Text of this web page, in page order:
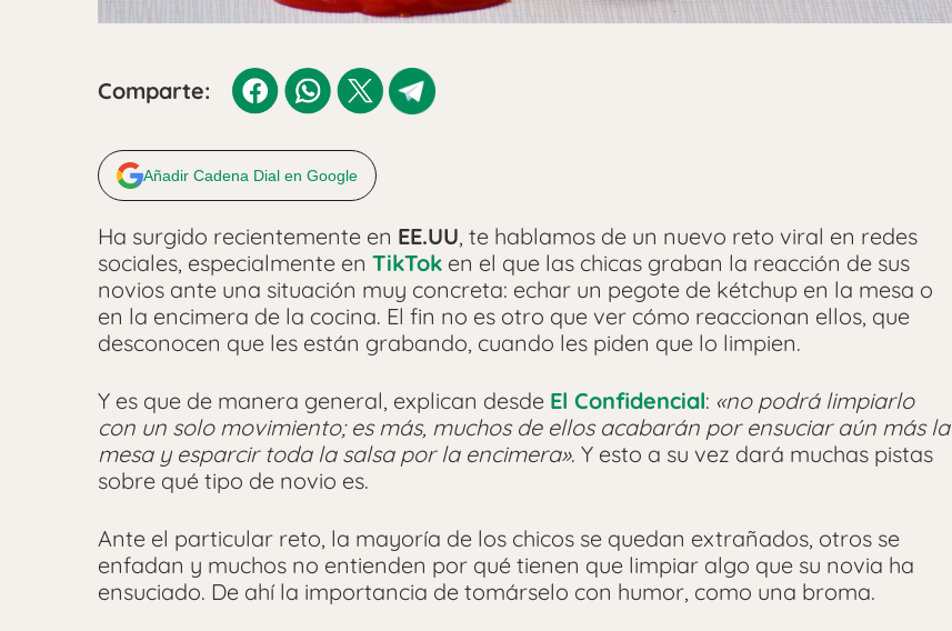
Comparte:
Añadir Cadena Dial en Google
Ha surgido recientemente en EE.UU, te hablamos de un nuevo reto viral en redes
sociales, especialmente en TikTok en el que las chicas graban la reacción de sus
novios ante una situación muy concreta: echar un pegote de kétchup en la mesa o
en la encimera de la cocina. El fin no es otro que ver cómo reaccionan ellos, que
desconocen que les están grabando, cuando les piden que lo limpien.
Y es que de manera general, explican desde El Confidencial: «no podrá limpiarlo
con un solo movimiento; es más, muchos de ellos acabarán por ensuciar aún más la
mesa y esparcir toda la salsa por la encimera». Y esto a su vez dará muchas pistas
sobre qué tipo de novio es.
Ante el particular reto, la mayoría de los chicos se quedan extrañados, otros se
enfadan y muchos no entienden por qué tienen que limpiar algo que su novia ha
ensuciado. De ahí la importancia de tomárselo con humor, como una broma.